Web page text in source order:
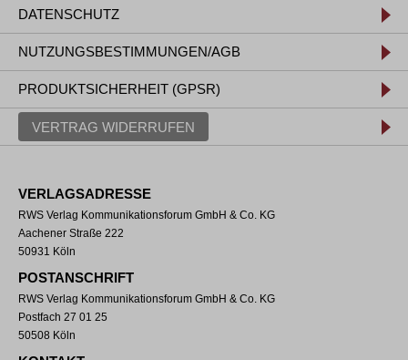
DATENSCHUTZ
NUTZUNGSBESTIMMUNGEN/AGB
PRODUKTSICHERHEIT (GPSR)
VERTRAG WIDERRUFEN
VERLAGSADRESSE
RWS Verlag Kommunikationsforum GmbH & Co. KG
Aachener Straße 222
50931 Köln
POSTANSCHRIFT
RWS Verlag Kommunikationsforum GmbH & Co. KG
Postfach 27 01 25
50508 Köln